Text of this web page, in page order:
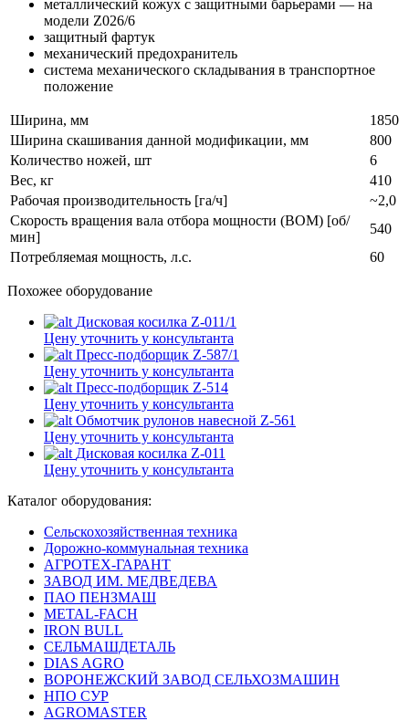
металлический кожух с защитными барьерами — на
модели Z026/6
защитный фартук
механический предохранитель
система механического складывания в транспортное
положение
Ширина, мм
1850
Ширина скашивания данной модификации, мм
800
Количество ножей, шт
6
Вес, кг
410
Рабочая производительность [га/ч]
~2,0
Скорость вращения вала отбора мощности (ВОМ) [об/
мин]
540
Потребляемая мощность, л.с.
60
Похожее оборудование
Дисковая косилка Z-011/1
Цену уточнить у консультанта
Пресс-подборщик Z-587/1
Цену уточнить у консультанта
Пресс-подборщик Z-514
Цену уточнить у консультанта
Обмотчик рулонов навесной Z-561
Цену уточнить у консультанта
Дисковая косилка Z-011
Цену уточнить у консультанта
Каталог оборудования:
Сельскохозяйственная техника
Дорожно-коммунальная техника
АГРОТЕХ-ГАРАНТ
ЗАВОД ИМ. МЕДВЕДЕВА
ПАО ПЕНЗМАШ
METAL-FACH
IRON BULL
СЕЛЬМАШДЕТАЛЬ
DIAS AGRO
ВОРОНЕЖСКИЙ ЗАВОД СЕЛЬХОЗМАШИН
НПО СУР
AGROMASTER